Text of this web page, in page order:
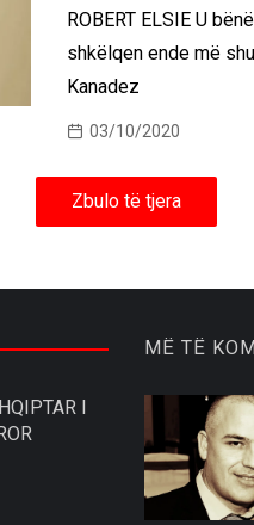
ROBERT ELSIE U
shkëlqen ende më
Kanadez
03/10/2020
Zbulo të tjera
I
MË TË